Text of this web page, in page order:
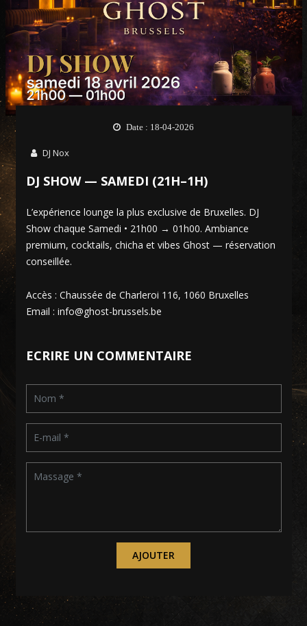
Date : 18-04-2026
DJ Nox
DJ SHOW — SAMEDI (21H–1H)
L’expérience lounge la plus exclusive de Bruxelles. DJ
Show chaque Samedi • 21h00 → 01h00. Ambiance
premium, cocktails, chicha et vibes Ghost — réservation
conseillée.
Accès : Chaussée de Charleroi 116, 1060 Bruxelles
Email : info@ghost-brussels.be
ECRIRE UN COMMENTAIRE
AJOUTER